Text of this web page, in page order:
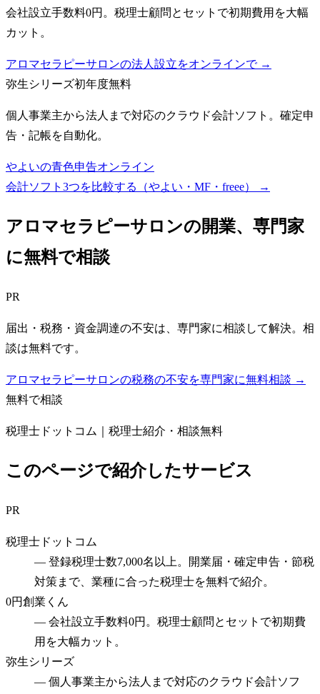
会社設立手数料0円。税理士顧問とセットで初期費用を大幅
カット。
アロマセラピーサロンの法人設立をオンラインで →
弥生シリーズ初年度無料
個人事業主から法人まで対応のクラウド会計ソフト。確定申
告・記帳を自動化。
やよいの青色申告オンライン
会計ソフト3つを比較する（やよい・MF・freee）
→
アロマセラピーサロンの開業、専門家
に無料で相談
PR
届出・税務・資金調達の不安は、専門家に相談して解決。相
談は無料です。
アロマセラピーサロンの税務の不安を専門家に無料相談 →
無料で相談
税理士ドットコム｜税理士紹介・相談無料
このページで紹介したサービス
PR
税理士ドットコム
— 登録税理士数7,000名以上。開業届・確定申告・節税
対策まで、業種に合った税理士を無料で紹介。
0円創業くん
— 会社設立手数料0円。税理士顧問とセットで初期費
用を大幅カット。
弥生シリーズ
— 個人事業主から法人まで対応のクラウド会計ソフ